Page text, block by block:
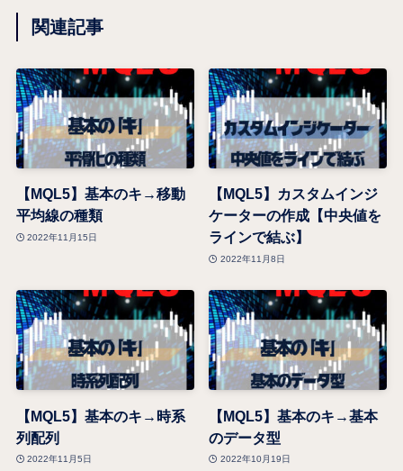
関連記事
【MQL5】基本のキ→移動
平均線の種類
2022年11月15日
【MQL5】カスタムインジ
ケーターの作成【中央値を
ラインで結ぶ】
2022年11月8日
【MQL5】基本のキ→時系
列配列
2022年11月5日
【MQL5】基本のキ→基本
のデータ型
2022年10月19日